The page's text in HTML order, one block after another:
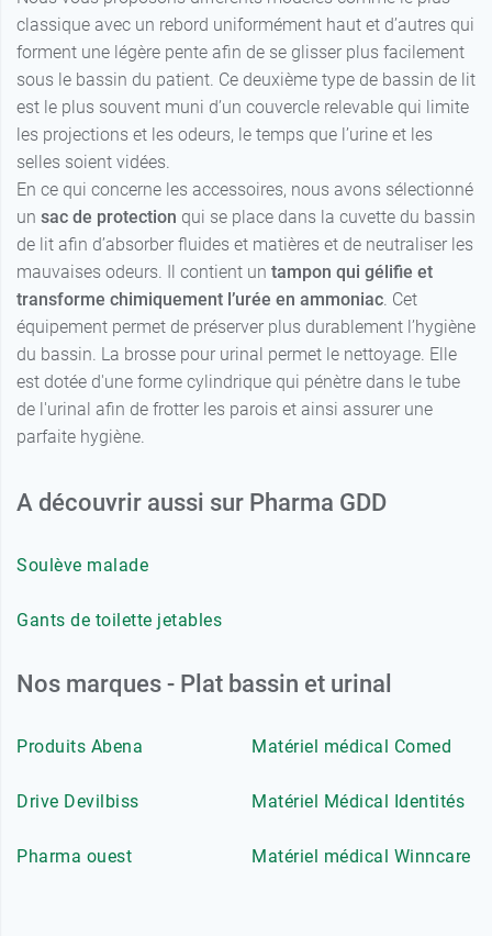
classique avec un rebord uniformément haut et d’autres qui
forment une légère pente afin de se glisser plus facilement
sous le bassin du patient. Ce deuxième type de bassin de lit
est le plus souvent muni d’un couvercle relevable qui limite
les projections et les odeurs, le temps que l’urine et les
selles soient vidées.
En ce qui concerne les accessoires, nous avons sélectionné
un sac de protection qui se place dans la cuvette du bassin
de lit afin d’absorber fluides et matières et de neutraliser les
mauvaises odeurs. Il contient un tampon qui gélifie et
transforme chimiquement l’urée en ammoniac. Cet
équipement permet de préserver plus durablement l’hygiène
du bassin. La brosse pour urinal permet le nettoyage. Elle
est dotée d'une forme cylindrique qui pénètre dans le tube
de l'urinal afin de frotter les parois et ainsi assurer une
parfaite hygiène.
A découvrir aussi sur Pharma GDD
Soulève malade
Gants de toilette jetables
Nos marques - Plat bassin et urinal
Produits Abena Matériel médical Comed
Drive Devilbiss Matériel Médical Identités
Pharma ouest Matériel médical Winncare